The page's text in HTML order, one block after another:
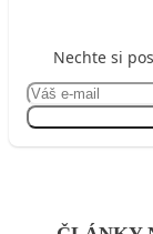
Nechte si